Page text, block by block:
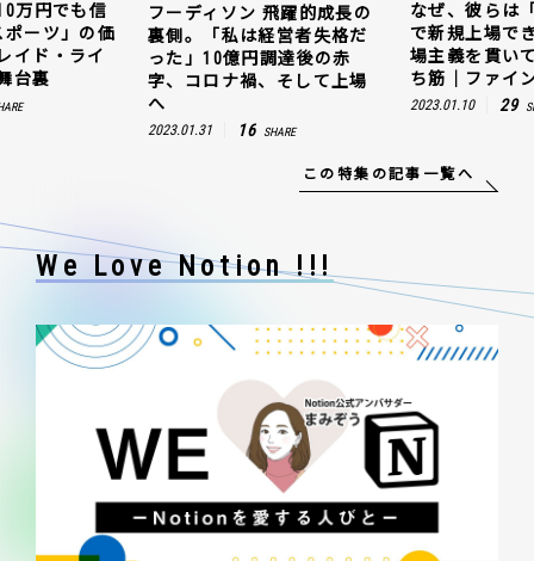
万円でも信
ーツ」の価
イド・ライ
台裏
フーディソン 飛躍的成長の
裏側。「私は経営者失格だ
った」10億円調達後の赤
字、コロナ禍、そして上場
へ
2023.01.31 16 SHARE
なぜ、彼らは
で新規上場で
場主義を貫い
ち筋｜ファイ
2023.01.10 29
この特集の記事一覧へ
We Love Notion !!!